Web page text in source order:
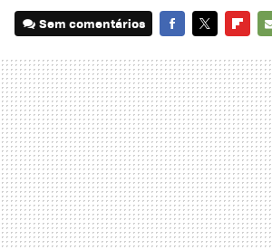
Sem comentários